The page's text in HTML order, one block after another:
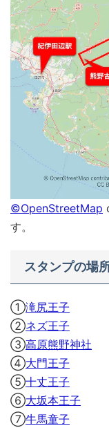
©OpenStreetMap
す。
スタンプの場
①滝尻王子
②ネズ王子
③高原熊野神社
④大門王子
⑤十丈王子
⑥大坂本王子
⑦牛馬童子